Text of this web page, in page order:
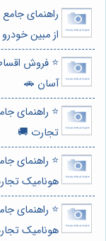
راهنمای
از مبین
⭐️ فروش
آسان 🚗
⭐️ راهنمای
تجارت 🚚
⭐️ راهنمای
هونامیک
⭐️ راهنمای
هونامیک